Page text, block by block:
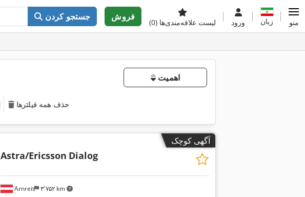
جستجو کردن فروش
لیست علاقه‌مندی‌ها (0) ورود زبان منو
اهمیت
حذف همه فیلترها
آگهی کوچک
Arnreit ۳٬۷۵۲ km
Astra/Ericsson Dialog